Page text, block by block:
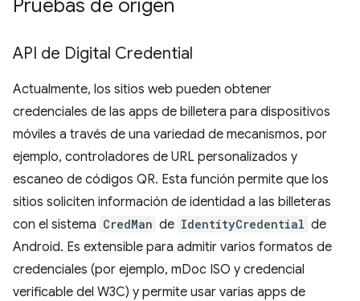
Pruebas de origen
API de Digital Credential
Actualmente, los sitios web pueden obtener
credenciales de las apps de billetera para dispositivos
móviles a través de una variedad de mecanismos, por
ejemplo, controladores de URL personalizados y
escaneo de códigos QR. Esta función permite que los
sitios soliciten información de identidad a las billeteras
con el sistema CredMan de IdentityCredential de
Android. Es extensible para admitir varios formatos de
credenciales (por ejemplo, mDoc ISO y credencial
verificable del W3C) y permite usar varias apps de